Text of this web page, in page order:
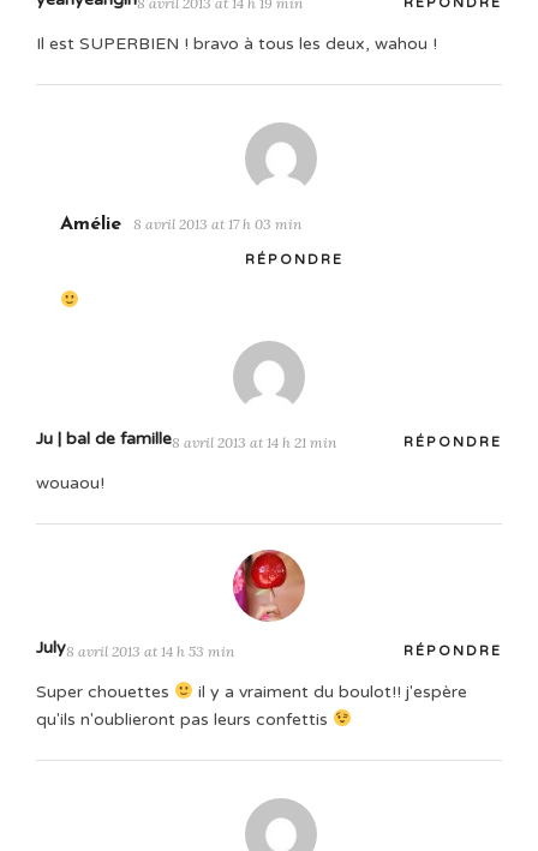
Il est SUPERBIEN ! bravo à tous les deux, wahou !
Amélie 8 avril 2013 at 17 h 03 min
RÉPONDRE
Ju | bal de famille8 avril 2013 at 14 h 21 min RÉPONDRE
wouaou!
July8 avril 2013 at 14 h 53 min RÉPONDRE
Super chouettes
il y a vraiment du boulot!! j'espère
qu'ils n'oublieront pas leurs confettis